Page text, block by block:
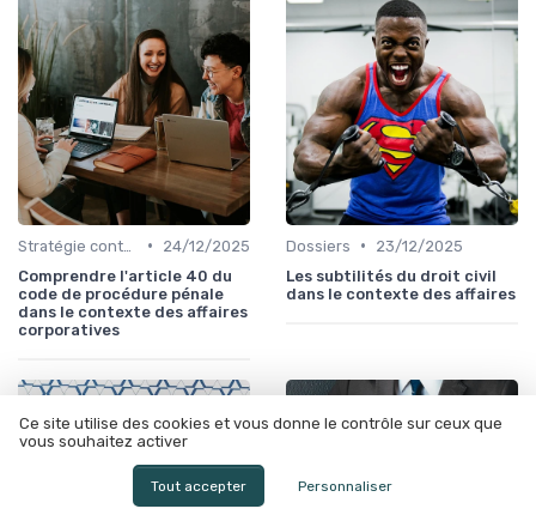
•
24/12/2025
Comprendre l'article 40 du
code de procédure pénale
dans le contexte des affaires
corporatives
Dossiers •
23/12/2025
Les subtilités du droit civil
dans le contexte des affaires
Ce site utilise des cookies et vous donne le contrôle sur ceux que
vous souhaitez activer
Tout accepter Personnaliser